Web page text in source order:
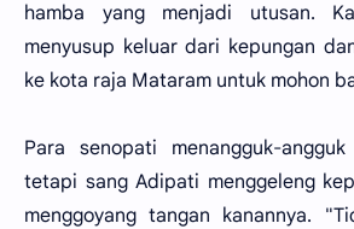
hamba yang menjadi utusan.
menyusup keluar dari kepungan
ke kota raja Mataram untuk mohon
Para senopati menangguk-
tetapi sang Adipati menggeleng
menggoyang tangan kanannya.